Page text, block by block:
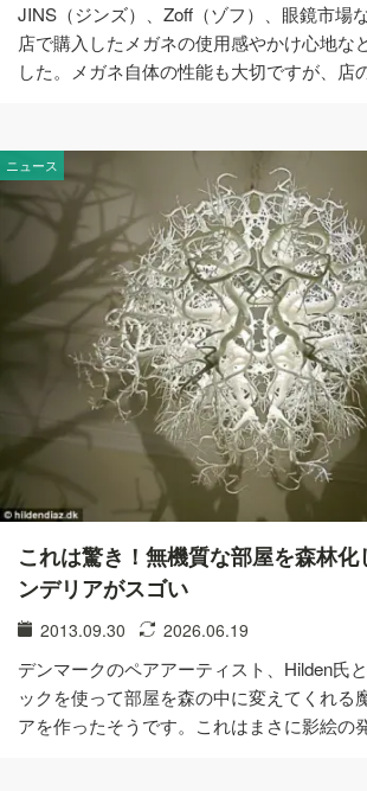
JINS（ジンズ）、Zoff（ゾフ）、眼鏡市場
店で購入したメガネの使用感やかけ心地な
した。メガネ自体の性能も大切ですが、店
ニュース
これは驚き！無機質な部屋を森林化
ンデリアがスゴい
2013.09.30 2026.06.19
デンマークのペアアーティスト、Hilden氏
ックを使って部屋を森の中に変えてくれる
アを作ったそうです。これはまさに影絵の